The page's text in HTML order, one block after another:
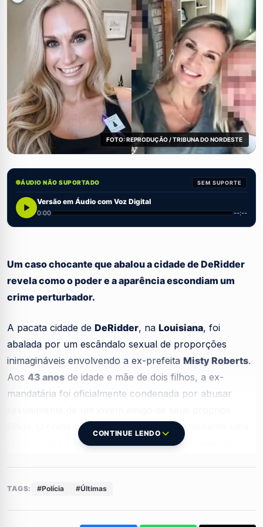
FOTO: REPRODUÇÃO / TRIBUNA DO NORDESTE
ÁUDIO NÃO SUPORTADO SEM SUPORTE
Versão em Áudio com Voz Digital
0:00 --:--
Um caso chocante que abalou a cidade de DeRidder
revela como o poder e a aparência escondiam um
crime perturbador.
A pacata cidade de DeRidder, na Louisiana, foi
abalada por um escândalo sexual de proporções
inimagináveis envolvendo a ex-prefeita Misty Roberts.
Aos 43 anos de idade e mãe de dois filhos, a ex-
mandatária foi oficialmente condenada por abusar
filhos. O crime ocorreu no ano de
2024
bebidas alcoólicas, transformando o
renunciou ao seu cargo na administração
CONTINUE LENDO
TAGS: #Polícia #Últimas